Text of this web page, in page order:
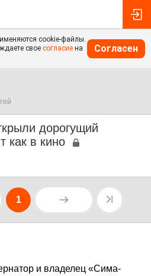
cookie-файлы.
свое согласие на
Согласен
дорогущий
как в кино
1
и владелец «Сима-